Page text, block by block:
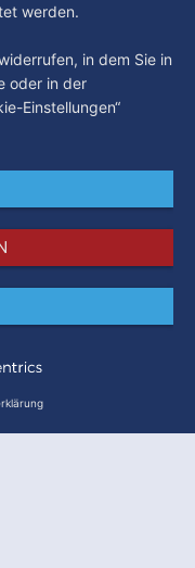
werden.
in dem Sie in
oder in der
Einstellungen“